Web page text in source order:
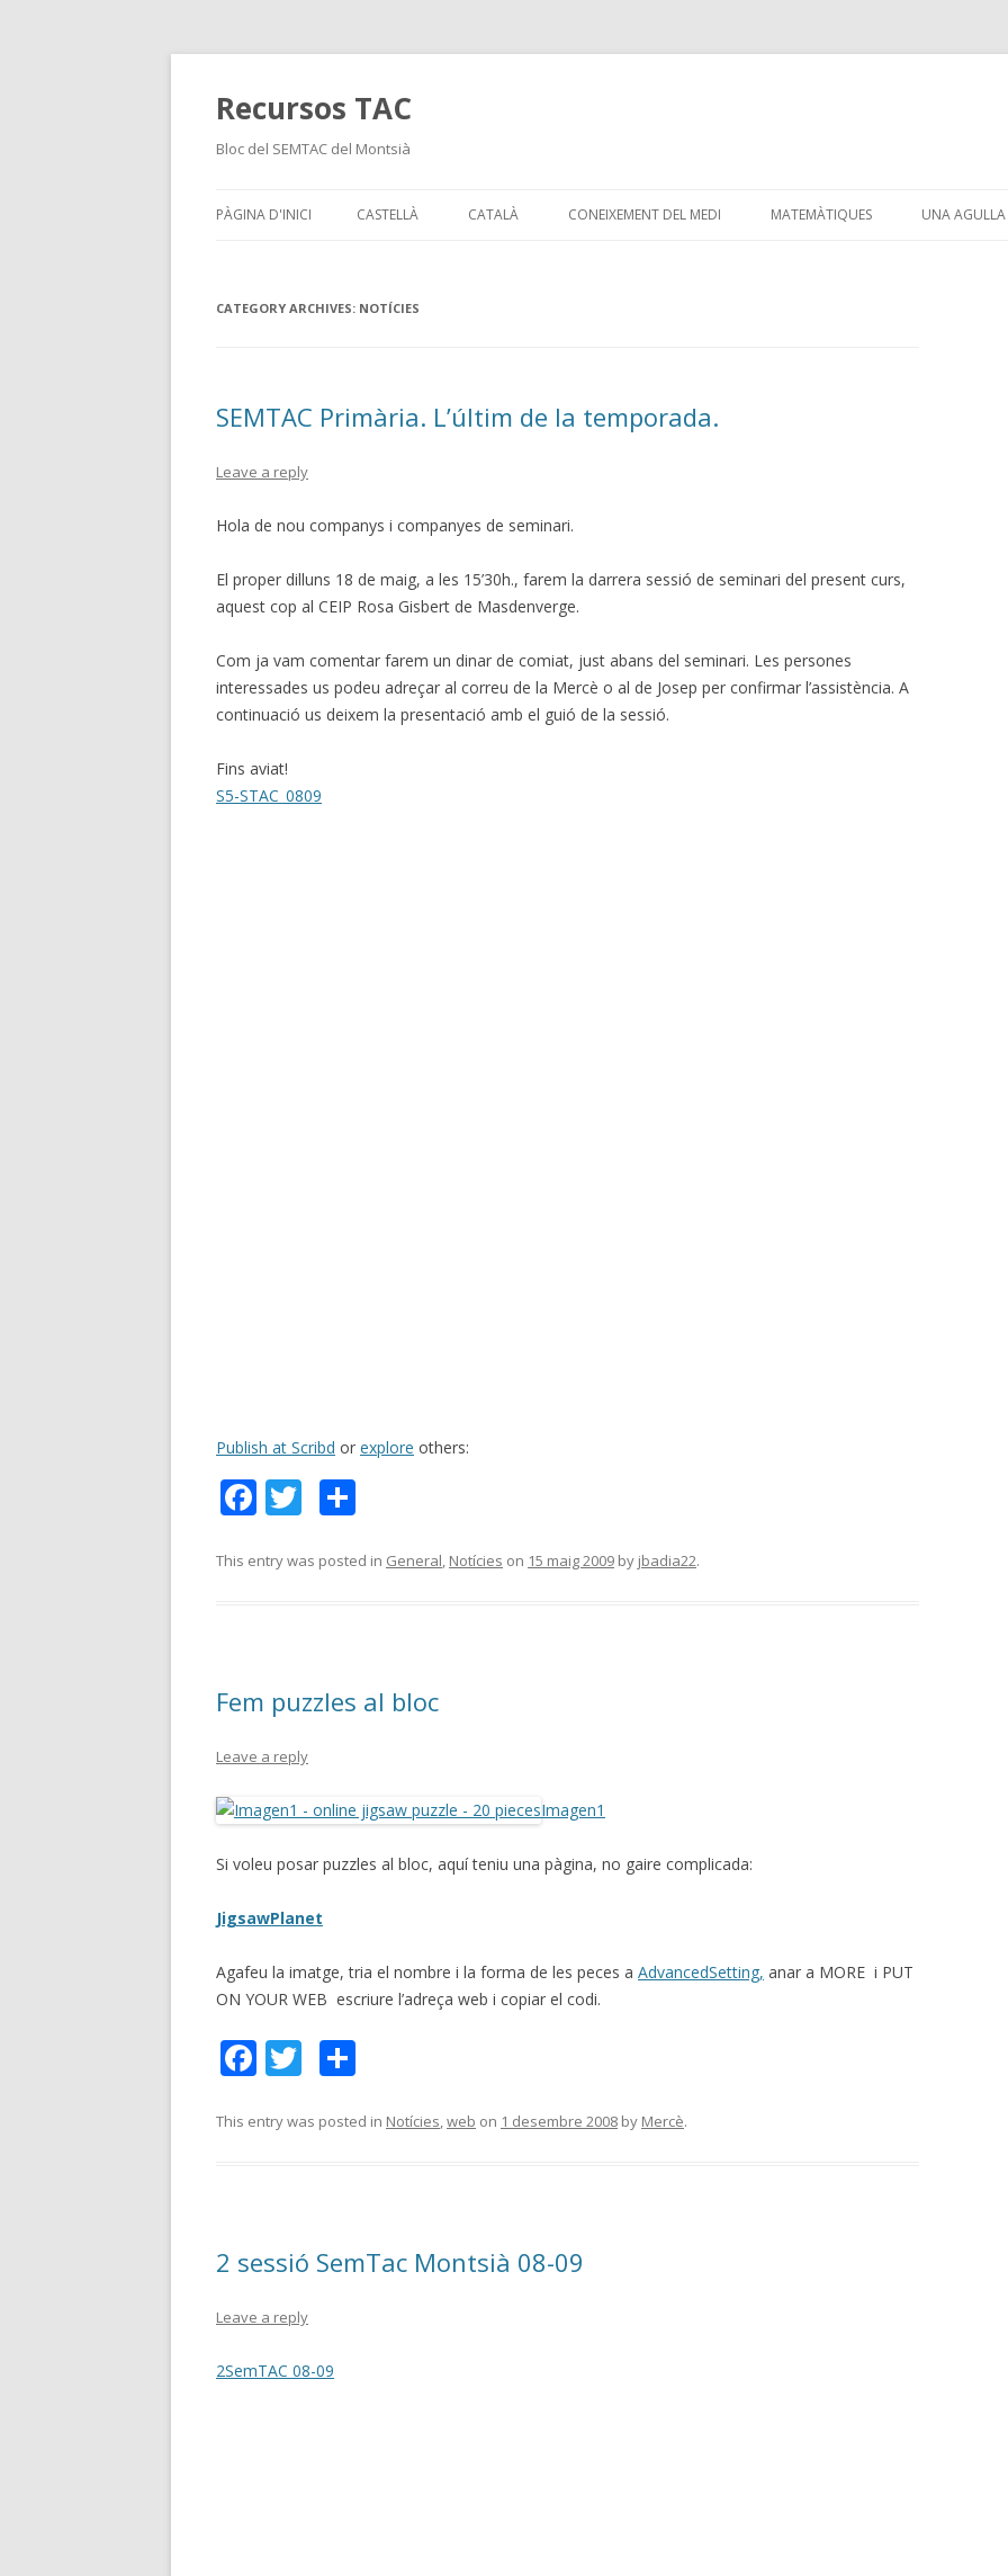
Recursos TAC
Bloc del SEMTAC del Montsià
PÀGINA D'INICI CASTELLÀ CATALÀ CONEIXEMENT DEL MEDI MATEMÀTIQUES UNA
CATEGORY ARCHIVES: NOTÍCIES
SEMTAC Primària. L’últim de la temporada.
Leave a reply
Hola de nou companys i companyes de seminari.
El proper dilluns 18 de maig, a les 15’30h., farem la darrera sessió de seminari del present curs,
aquest cop al CEIP Rosa Gisbert de Masdenverge.
Com ja vam comentar farem un dinar de comiat, just abans del seminari. Les persones
interessades us podeu adreçar al correu de la Mercè o al de Josep per confirmar l’assistència. A
continuació us deixem la presentació amb el guió de la sessió.
Fins aviat!
S5-STAC_0809
Publish at Scribd or explore others:
F
e
k
T
itt m
ix
This entry was posted in General, Notícies on 15 maig 2009 by jbadia22.
Fem puzzles al bloc
Leave a reply
Imagen1
Si voleu posar puzzles al bloc, aquí teniu una pàgina, no gaire complicada:
JigsawPlanet
Agafeu la imatge, tria el nombre i la forma de les peces a AdvancedSetting, anar a MORE i PUT
ON YOUR WEB escriure l’adreça web i copiar el codi.
F
e
k
T
itt m
ix
This entry was posted in Notícies,web on 1 desembre 2008 by Mercè.
2 sessió SemTac Montsià 08-09
Leave a reply
2SemTAC 08-09